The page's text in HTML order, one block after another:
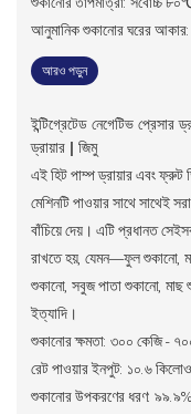
শুকানোর তাপমাত্রা: সর্বোচ্চ
আনুমানিক শুকানোর ঘরের
আরও পড়ুন
ইন্টিগ্রেটেড নেগেটিভ প্রেসার
ড্রায়ার | জিমু
এই হিট পাম্প ড্রায়ার এবং ফ্রুট
মেশিনটি পাওয়ার সাথে সাথেই
বাঁচিয়ে দেয়। এটি প্রধানত
রাখতে হয়, যেমন—ফুল শুকানো,
শুকানো, সবুজ পাতা শুকানো, মাছ
ইত্যাদি।
শুকানোর ক্ষমতা: ৩০০ কেজি -
রেট পাওয়ার ইনপুট: ১০.৬
শুকানোর উপকরণের ধরণ: